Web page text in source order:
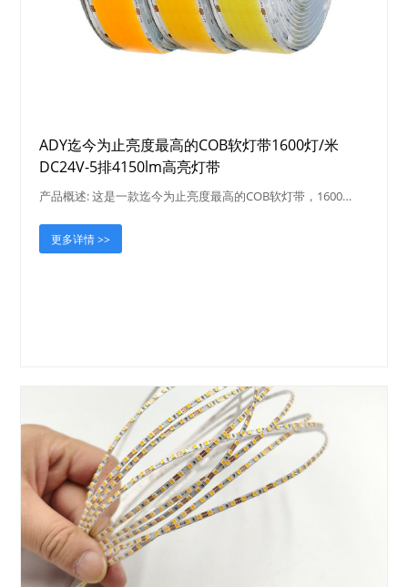
ADY迄今为止亮度最高的COB软灯带1600灯/米
DC24V-5排4150lm高亮灯带
产品概述: 这是一款迄今为止亮度最高的COB软灯带，1600…
更多详情 >>